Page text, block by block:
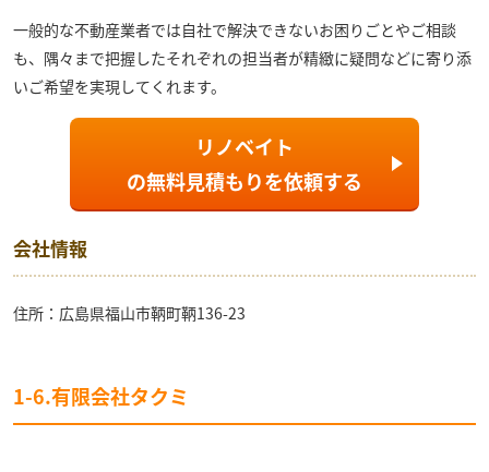
一般的な不動産業者では自社で解決できないお困りごとやご相談
も、隅々まで把握したそれぞれの担当者が精緻に疑問などに寄り添
いご希望を実現してくれます。
リノベイト
の無料見積もりを依頼する
会社情報
住所：広島県福山市鞆町鞆136-23
1-6.有限会社タクミ